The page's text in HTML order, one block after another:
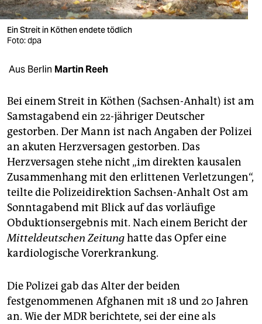
verlag
verlag
veranstaltungen
fragen & hilfe
unterstützen
abo
genossenschaft
epaper login
Ein Streit in Köthen endete tödlich
Foto: dpa
Aus Berlin Martin Reeh
Bei einem Streit in Köthen (Sachsen-Anhalt) ist am
Samstagabend ein 22-jähriger Deutscher
gestorben. Der Mann ist nach Angaben der Polizei
an akuten Herzversagen gestorben. Das
Herzversagen stehe nicht „im direkten kausalen
Zusammenhang mit den erlittenen Verletzungen“,
teilte die Polizeidirektion Sachsen-Anhalt Ost am
Sonntagabend mit Blick auf das vorläufige
Obduktionsergebnis mit. Nach einem Bericht der
Mitteldeutschen Zeitunghatte das Opfer eine
kardiologische Vorerkrankung.
Die Polizei gab das Alter der beiden
festgenommenen Afghanen mit 18 und 20 Jahren
an. Wie der MDR berichtete, sei der eine als